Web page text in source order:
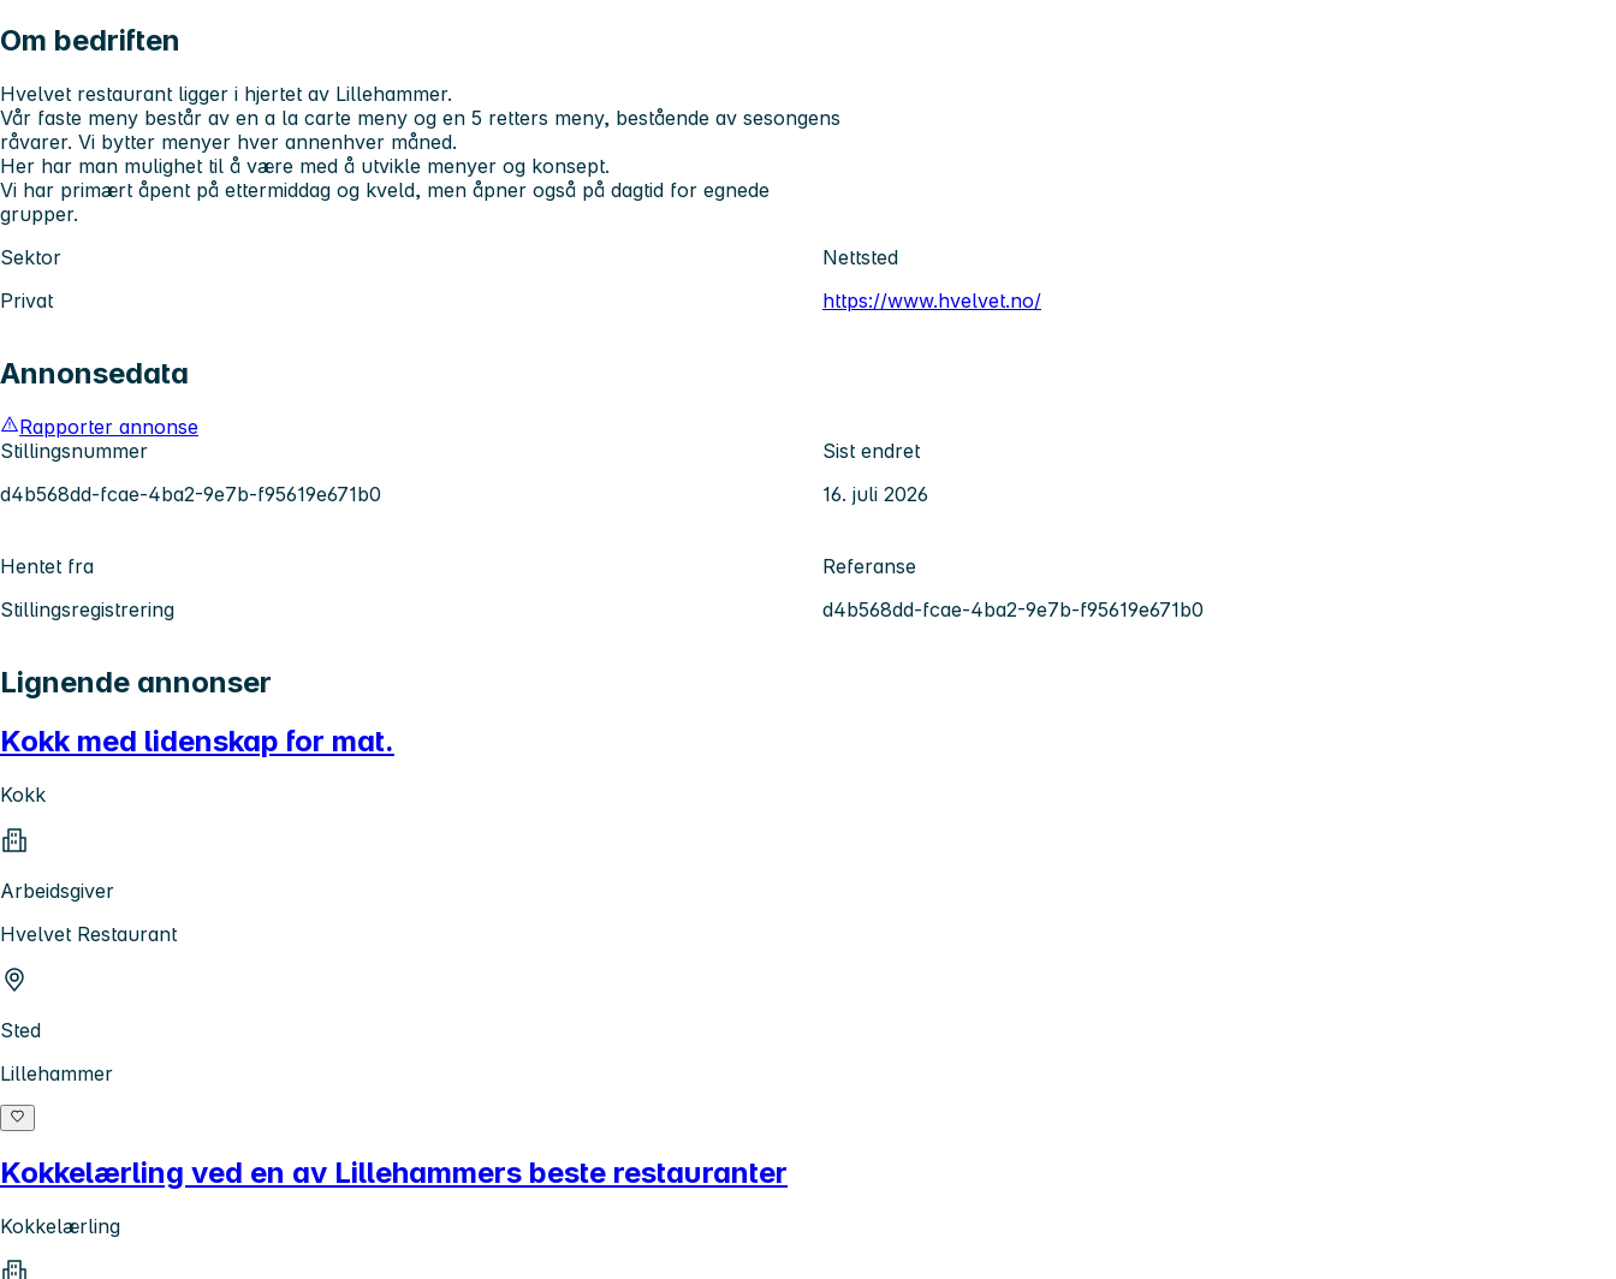
Om bedriften
Hvelvet restaurant ligger i hjertet av Lillehammer.
Vår faste meny består av en a la carte meny og en 5 retters meny, bestående av sesongens
råvarer. Vi bytter menyer hver annenhver måned.
Her har man mulighet til å være med å utvikle menyer og konsept.
Vi har primært åpent på ettermiddag og kveld, men åpner også på dagtid for egnede
grupper.
Sektor
Privat
Nettsted
https://www.hvelvet.no/
Annonsedata
Rapporter annonse
Stillingsnummer
d4b568dd-fcae-4ba2-9e7b-f95619e671b0
Sist endret
16. juli 2026
Hentet fra
Stillingsregistrering
Referanse
d4b568dd-fcae-4ba2-9e7b-f95619e671b0
Lignende annonser
Kokk med lidenskap for mat.
Kokk
Arbeidsgiver
Hvelvet Restaurant
Sted
Lillehammer
Kokkelærling ved en av Lillehammers beste restauranter
Kokkelærling